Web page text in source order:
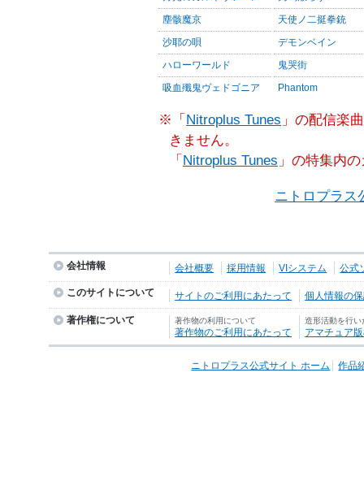
塵骸魔京 天使ノ二挺拳銃
沙耶の唄 デモンベイン
ハローワールド 鬼哭街
吸血殲鬼ヴェドゴニア Phantom
※「 Nitroplus Tunes 」の配信楽
きません。
「 Nitroplus Tunes 」の特集内
ニトロプラス
会社情報 会社概要 採用情報 VIシステム 公式
このサイトについて サイトのご利用にあたって 個人情報の
著作権について 著作物の利用について
著作物のご利用にあたって
造形活動を行い
アマチュア
ニトロプラス公式サイト ホーム 作品